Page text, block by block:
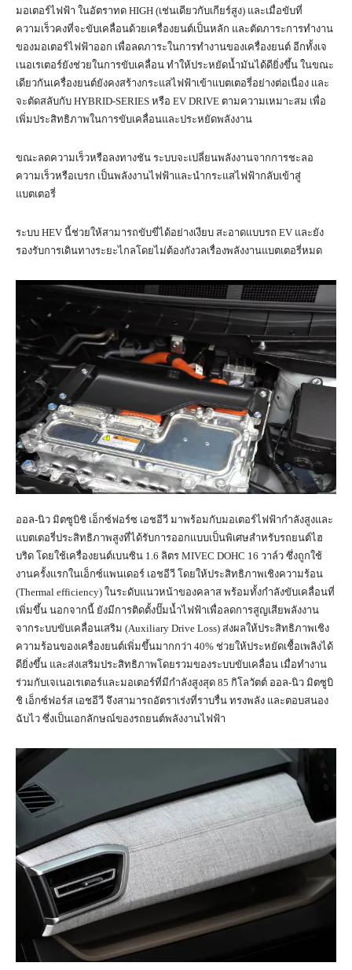
มอเตอร์ไฟฟ้า ในอัตราทด HIGH (เช่นเดียวกับเกียร์สูง) และเมื่อขับที่
ความเร็วคงที่จะขับเคลื่อนด้วยเครื่องยนต์เป็นหลัก และตัดภาระการทำงาน
ของมอเตอร์ไฟฟ้าออก เพื่อลดภาระในการทำงานของเครื่องยนต์ อีกทั้งเจ
เนอเรเตอร์ยังช่วยในการขับเคลื่อน ทำให้ประหยัดน้ำมันได้ดียิ่งขึ้น ในขณะ
เดียวกันเครื่องยนต์ยังคงสร้างกระแสไฟฟ้าเข้าแบตเตอรี่อย่างต่อเนื่อง และ
จะตัดสลับกับ HYBRID-SERIES หรือ EV DRIVE ตามความเหมาะสม เพื่อ
เพิ่มประสิทธิภาพในการขับเคลื่อนและประหยัดพลังงาน
ขณะลดความเร็วหรือลงทางชัน ระบบจะเปลี่ยนพลังงานจากการชะลอ
ความเร็วหรือเบรก เป็นพลังงานไฟฟ้าและนำกระแสไฟฟ้ากลับเข้าสู่
แบตเตอรี่
ระบบ HEV นี้ช่วยให้สามารถขับขี่ได้อย่างเงียบ สะอาดแบบรถ EV และยัง
รองรับการเดินทางระยะไกลโดยไม่ต้องกังวลเรื่องพลังงานแบตเตอรี่หมด
ออล-นิว มิตซูบิชิ เอ็กซ์ฟอร์ซ เอชอีวี มาพร้อมกับมอเตอร์ไฟฟ้ากำลังสูงและ
แบตเตอรี่ประสิทธิภาพสูงที่ได้รับการออกแบบเป็นพิเศษสำหรับรถยนต์ไฮ
บริด โดยใช้เครื่องยนต์เบนซิน 1.6 ลิตร MIVEC DOHC 16 วาล์ว ซึ่งถูกใช้
งานครั้งแรกในเอ็กซ์แพนเดอร์ เอชอีวี โดยให้ประสิทธิภาพเชิงความร้อน
(Thermal efficiency) ในระดับแนวหน้าของคลาส พร้อมทั้งกำลังขับเคลื่อนที่
เพิ่มขึ้น นอกจากนี้ ยังมีการติดตั้งปั๊มน้ำไฟฟ้าเพื่อลดการสูญเสียพลังงาน
จากระบบขับเคลื่อนเสริม (Auxiliary Drive Loss) ส่งผลให้ประสิทธิภาพเชิง
ความร้อนของเครื่องยนต์เพิ่มขึ้นมากกว่า 40% ช่วยให้ประหยัดเชื้อเพลิงได้
ดียิ่งขึ้น และส่งเสริมประสิทธิภาพโดยรวมของระบบขับเคลื่อน เมื่อทำงาน
ร่วมกับเจเนอเรเตอร์และมอเตอร์ที่มีกำลังสูงสุด 85 กิโลวัตต์ ออล-นิว มิตซูบิ
ชิ เอ็กซ์ฟอร์ส เอชอีวี จึงสามารถอัตราเร่งที่ราบรื่น ทรงพลัง และตอบสนอง
ฉับไว ซึ่งเป็นเอกลักษณ์ของรถยนต์พลังงานไฟฟ้า